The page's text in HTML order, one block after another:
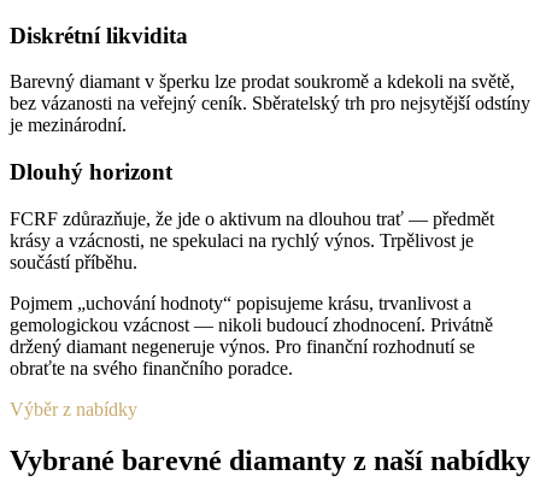
Diskrétní likvidita
Barevný diamant v šperku lze prodat soukromě a kdekoli na světě,
bez vázanosti na veřejný ceník. Sběratelský trh pro nejsytější odstíny
je mezinárodní.
Dlouhý horizont
FCRF zdůrazňuje, že jde o aktivum na dlouhou trať — předmět
krásy a vzácnosti, ne spekulaci na rychlý výnos. Trpělivost je
součástí příběhu.
Pojmem „uchování hodnoty“ popisujeme krásu, trvanlivost a
gemologickou vzácnost — nikoli budoucí zhodnocení. Privátně
držený diamant negeneruje výnos. Pro finanční rozhodnutí se
obraťte na svého finančního poradce.
Výběr z nabídky
Vybrané barevné diamanty z naší nabídky